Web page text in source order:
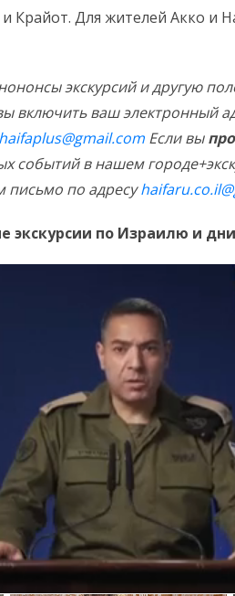
Крайот. Для жителей Акко и
экскурсий и другую
включить ваш электронный
haifaplus@gmail.com Если вы
событий в нашем
письмо по адресу
экскурсии по Израилю и